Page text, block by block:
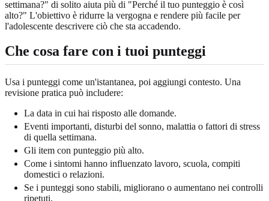
settimana?" di solito aiuta più di "Perché il tuo punteggio è così
alto?" L'obiettivo è ridurre la vergogna e rendere più facile per
l'adolescente descrivere ciò che sta accadendo.
Che cosa fare con i tuoi punteggi
Usa i punteggi come un'istantanea, poi aggiungi contesto. Una
revisione pratica può includere:
La data in cui hai risposto alle domande.
Eventi importanti, disturbi del sonno, malattia o fattori di stress
di quella settimana.
Gli item con punteggio più alto.
Come i sintomi hanno influenzato lavoro, scuola, compiti
domestici o relazioni.
Se i punteggi sono stabili, migliorano o aumentano nei controlli
ripetuti.